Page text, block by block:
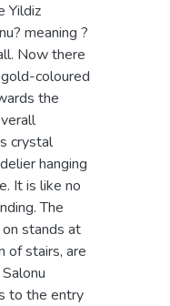
Yildiz
meaning ?
Now there
coloured
the
crystal
hanging
It is like no
The
stands at
of stairs, are
to the entry